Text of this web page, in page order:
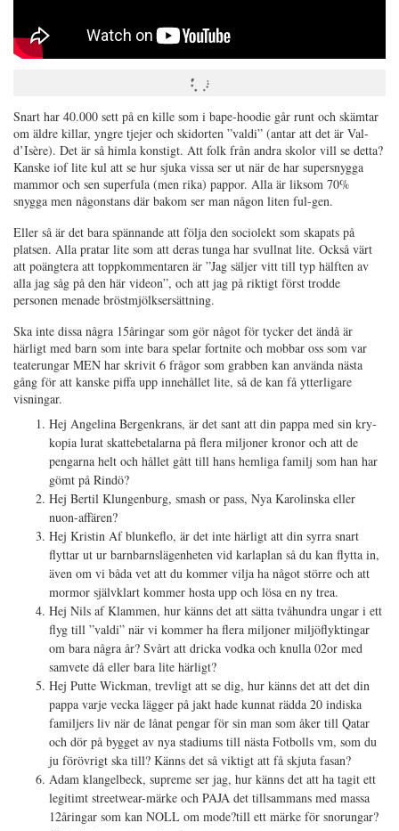
Snart har 40.000 sett på en kille som i bape-hoodie går runt och skämtar
om äldre killar, yngre tjejer och skidorten ”valdi” (antar att det är Val-
d’Isère). Det är så himla konstigt. Att folk från andra skolor vill se detta?
Kanske iof lite kul att se hur sjuka vissa ser ut när de har supersnygga
mammor och sen superfula (men rika) pappor. Alla är liksom 70%
snygga men någonstans där bakom ser man någon liten ful-gen.
Eller så är det bara spännande att följa den sociolekt som skapats på
platsen. Alla pratar lite som att deras tunga har svullnat lite. Också värt
att poängtera att toppkommentaren är ”Jag säljer vitt till typ hälften av
alla jag såg på den här videon”, och att jag på riktigt först trodde
personen menade bröstmjölksersättning.
Ska inte dissa några 15åringar som gör något för tycker det ändå är
härligt med barn som inte bara spelar fortnite och mobbar oss som var
teaterungar MEN har skrivit 6 frågor som grabben kan använda nästa
gång för att kanske piffa upp innehållet lite, så de kan få ytterligare
visningar.
Hej Angelina Bergenkrans, är det sant att din pappa med sin kry-
kopia lurat skattebetalarna på flera miljoner kronor och att de
pengarna helt och hållet gått till hans hemliga familj som han har
gömt på Rindö?
Hej Bertil Klungenburg, smash or pass, Nya Karolinska eller
nuon-affären?
Hej Kristin Af blunkeflo, är det inte härligt att din syrra snart
flyttar ut ur barnbarnslägenheten vid karlaplan så du kan flytta in,
även om vi båda vet att du kommer vilja ha något större och att
mormor självklart kommer hosta upp och lösa en ny trea.
Hej Nils af Klammen, hur känns det att sätta tvåhundra ungar i ett
flyg till ”valdi” när vi kommer ha flera miljoner miljöflyktingar
om bara några år? Svårt att dricka vodka och knulla 02or med
samvete då eller bara lite härligt?
Hej Putte Wickman, trevligt att se dig, hur känns det att det din
pappa varje vecka lägger på jakt hade kunnat rädda 20 indiska
familjers liv när de lånat pengar för sin man som åker till Qatar
och dör på bygget av nya stadiums till nästa Fotbolls vm, som du
ju förövrigt ska till? Känns det så viktigt att få skjuta fasan?
Adam klangelbeck, supreme ser jag, hur känns det att ha tagit ett
legitimt streetwear-märke och PAJA det tillsammans med massa
12åringar som kan NOLL om mode?till ett märke för snorungar?